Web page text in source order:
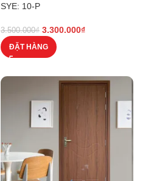
SYE: 10-P
3.500.000₫ 3.300.000₫
ĐẶT HÀNG